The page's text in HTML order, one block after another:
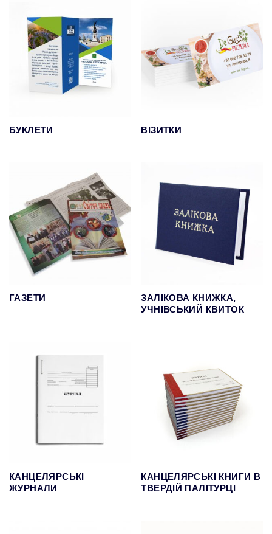
БУКЛЕТИ ВІЗИТКИ
ГАЗЕТИ
ЗАЛІКОВА КНИЖКА,
УЧНІВСЬКИЙ КВИТОК
КАНЦЕЛЯРСЬКІ
ЖУРНАЛИ
КАНЦЕЛЯРСЬКІ КНИГИ В
ТВЕРДІЙ ПАЛІТУРЦІ